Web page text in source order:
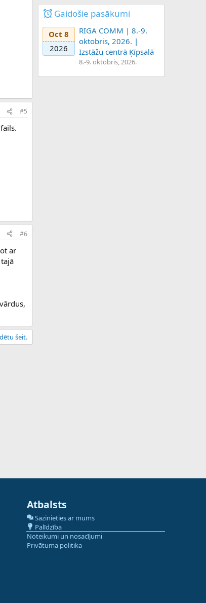
#5
#6
ar
šeit.
Gaidošie pasākumi
Oct 8
2026
RIGA COMM | 8.-9.
oktobris, 2026. |
Izstāžu centrā Ķīpsalā
8.-9. oktobris, 2026.
Atbalsts
Sazinieties ar mums
Palīdzība
Noteikumi un nosacījumi
Privātuma politika